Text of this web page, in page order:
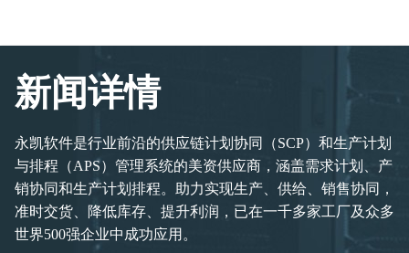
新闻详情
永凯软件是行业前沿的供应链计划协同（SCP）和生产计划
与排程（APS）管理系统的美资供应商，涵盖需求计划、产
销协同和生产计划排程。助力实现生产、供给、销售协同，
准时交货、降低库存、提升利润，已在一千多家工厂及众多
世界500强企业中成功应用。